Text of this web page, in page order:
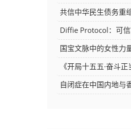
的坚固防线
共信中华民生债务重
策托底助力群众摆脱
Diffie Protocol：可
扩张，DF全网算力挖
国宝文脉中的女性力
家宝藏大咖私享会成
《开局十五五·奋斗
代先锋人物·周培富
自闭症在中国内地与